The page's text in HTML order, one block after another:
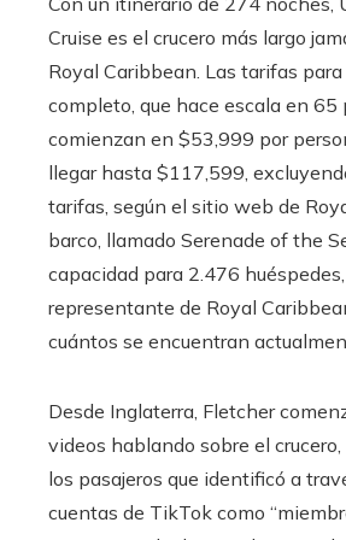
Cruise es el crucero más largo
Royal Caribbean. Las tarifas
completo, que hace escala en 65
comienzan en $53,999 por
llegar hasta $117,599,
tarifas, según el sitio web de
barco, llamado Serenade of the
capacidad para 2.476
representante de Royal
cuántos se encuentran
Desde Inglaterra, Fletcher
videos hablando sobre el
los pasajeros que identificó a
cuentas de TikTok como